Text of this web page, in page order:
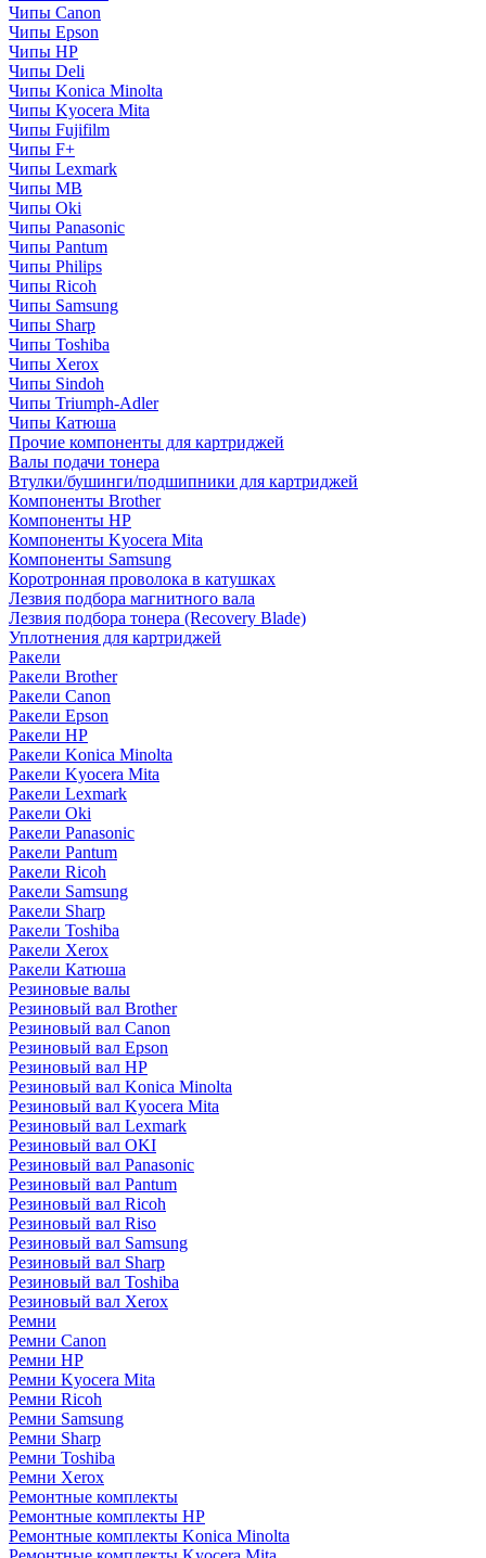
Чипы Canon
Чипы Epson
Чипы HP
Чипы Deli
Чипы Konica Minolta
Чипы Kyocera Mita
Чипы Fujifilm
Чипы F+
Чипы Lexmark
Чипы MB
Чипы Oki
Чипы Panasonic
Чипы Pantum
Чипы Philips
Чипы Ricoh
Чипы Samsung
Чипы Sharp
Чипы Toshiba
Чипы Xerox
Чипы Sindoh
Чипы Triumph-Adler
Чипы Катюша
Прочие компоненты для картриджей
Валы подачи тонера
Втулки/бушинги/подшипники для картриджей
Компоненты Brother
Компоненты HP
Компоненты Kyocera Mita
Компоненты Samsung
Коротронная проволока в катушках
Лезвия подбора магнитного вала
Лезвия подбора тонера (Recovery Blade)
Уплотнения для картриджей
Ракели
Ракели Brother
Ракели Canon
Ракели Epson
Ракели HP
Ракели Konica Minolta
Ракели Kyocera Mita
Ракели Lexmark
Ракели Oki
Ракели Panasonic
Ракели Pantum
Ракели Ricoh
Ракели Samsung
Ракели Sharp
Ракели Toshiba
Ракели Xerox
Ракели Катюша
Резиновые валы
Резиновый вал Brother
Резиновый вал Canon
Резиновый вал Epson
Резиновый вал HP
Резиновый вал Konica Minolta
Резиновый вал Kyocera Mita
Резиновый вал Lexmark
Резиновый вал OKI
Резиновый вал Panasonic
Резиновый вал Pantum
Резиновый вал Ricoh
Резиновый вал Riso
Резиновый вал Samsung
Резиновый вал Sharp
Резиновый вал Toshiba
Резиновый вал Xerox
Ремни
Ремни Canon
Ремни HP
Ремни Kyocera Mita
Ремни Ricoh
Ремни Samsung
Ремни Sharp
Ремни Toshiba
Ремни Xerox
Ремонтные комплекты
Ремонтные комплекты HP
Ремонтные комплекты Konica Minolta